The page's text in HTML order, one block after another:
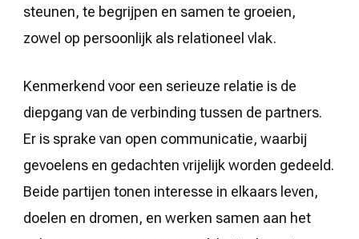
steunen, te begrijpen en samen te groeien,
zowel op persoonlijk als relationeel vlak.
Kenmerkend voor een serieuze relatie is de
diepgang van de verbinding tussen de partners.
Er is sprake van open communicatie, waarbij
gevoelens en gedachten vrijelijk worden gedeeld.
Beide partijen tonen interesse in elkaars leven,
doelen en dromen, en werken samen aan het